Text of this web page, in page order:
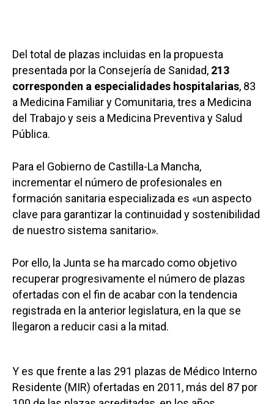
Del total de plazas incluidas en la propuesta
presentada por la Consejería de Sanidad, 213
corresponden a especialidades hospitalarias, 83
a Medicina Familiar y Comunitaria, tres a Medicina
del Trabajo y seis a Medicina Preventiva y Salud
Pública.
Para el Gobierno de Castilla-La Mancha,
incrementar el número de profesionales en
formación sanitaria especializada es «un aspecto
clave para garantizar la continuidad y sostenibilidad
de nuestro sistema sanitario».
Por ello, la Junta se ha marcado como objetivo
recuperar progresivamente el número de plazas
ofertadas con el fin de acabar con la tendencia
registrada en la anterior legislatura, en la que se
llegaron a reducir casi a la mitad.
Y es que frente a las 291 plazas de Médico Interno
Residente (MIR) ofertadas en 2011, más del 87 por